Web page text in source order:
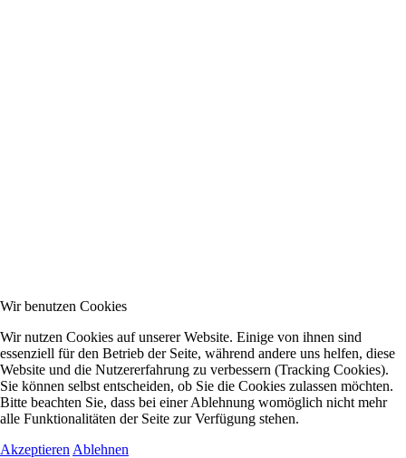
Wir benutzen Cookies
Wir nutzen Cookies auf unserer Website. Einige von ihnen sind
essenziell für den Betrieb der Seite, während andere uns helfen, diese
Website und die Nutzererfahrung zu verbessern (Tracking Cookies).
Sie können selbst entscheiden, ob Sie die Cookies zulassen möchten.
Bitte beachten Sie, dass bei einer Ablehnung womöglich nicht mehr
alle Funktionalitäten der Seite zur Verfügung stehen.
Akzeptieren Ablehnen